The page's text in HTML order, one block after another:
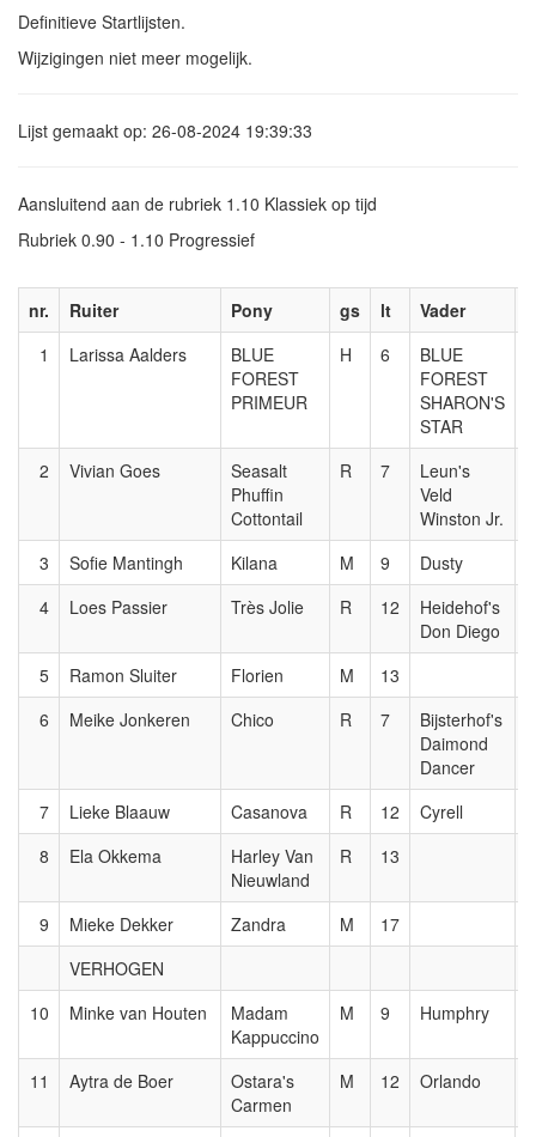
Definitieve Startlijsten.
Wijzigingen niet meer mogelijk.
Lijst gemaakt op: 26-08-2024 19:39:33
Aansluitend aan de rubriek 1.10 Klassiek op tijd
Rubriek 0.90 - 1.10 Progressief
nr. Ruiter Pony gs lt Vader
1
Larissa Aalders
BLUE
FOREST
PRIMEUR
H 6
BLUE
FOREST
SHARON'S
STAR
2 Vivian Goes
Seasalt
Phuffin
Cottontail
R 7
Leun's
Veld
Winston Jr.
3 Sofie Mantingh Kilana M 9 Dusty
4
Loes Passier Très Jolie R 12
Heidehof's
Don Diego
5 Ramon Sluiter Florien M 13
6
Meike Jonkeren Chico R 7
Bijsterhof's
Daimond
Dancer
7 Lieke Blaauw Casanova R 12 Cyrell
8
Ela Okkema
Harley Van
Nieuwland
R 13
9 Mieke Dekker Zandra M 17
VERHOGEN
10
Minke van Houten
Madam
Kappuccino
M 9 Humphry
11 Aytra de Boer
Ostara's
Carmen
M 12 Orlando